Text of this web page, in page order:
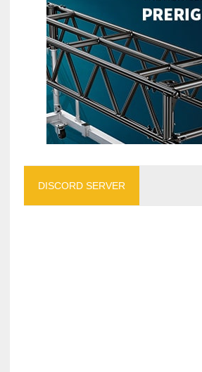
DISCORD SERVER